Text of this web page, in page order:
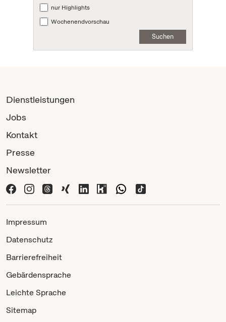
nur Highlights
Wochenendvorschau
Suchen
Dienstleistungen
Jobs
Kontakt
Presse
Newsletter
Impressum
Datenschutz
Barrierefreiheit
Gebärdensprache
Leichte Sprache
Sitemap